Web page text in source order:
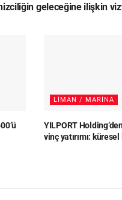
geleceğine ilişkin
LIMAN / MARINA
YILPORT
vinç yatırımı: